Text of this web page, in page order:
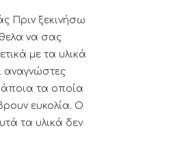
Πριν ξεκινήσω
να σας
με τα υλικά
αναγνώστες
τα οποία
ευκολία. Ο
τα υλικά δεν